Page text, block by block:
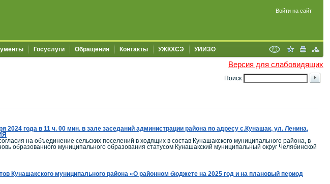
Войти на сайт
Госуслуги Обращения Контакты УЖКХСЭ УИИЗО
Версия для слабовидящих
Поиск
года в 11 ч. 00 мин. в зале заседаний администрации района по адресу с.Кунашак, ул. Ленина,
на объединение сельских поселений в ходящих в состав Кунашакского муниципального района, в
образованного муниципального образования статусом Кунашакский муниципальный округ Челябинской
муниципального района «О районном бюджете на 2025 год и на плановый период